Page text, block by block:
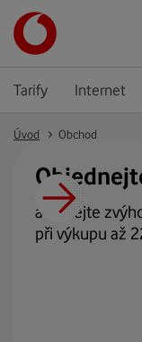
Tarify Internet
Úvod Obchod
a získejte
při výkupu až